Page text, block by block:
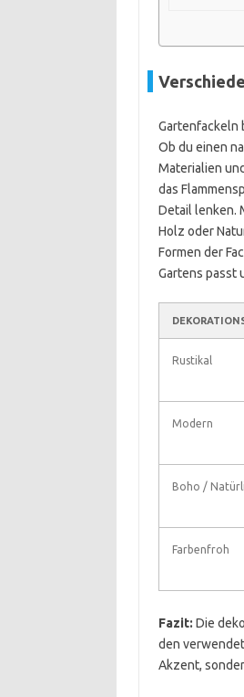
Gartenfackeln
Ob du einen
Materialien
das
Detail lenken.
Holz oder
Formen der
Gartens passt
Rustikal
Modern
Boho /
Farbenfroh
Fazit: Die
den
Akzent,